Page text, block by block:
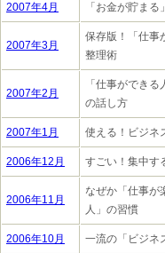
2007年4月 「お金が貯ま
2007年3月
保存版！「仕事
整理術
2007年2月
「仕事ができる
の話し方
2007年1月 使える！ビジネ
2006年12月 すごい！集中す
2006年11月
なぜか「仕事が
人」の習慣
2006年10月 一流の「ビジネ